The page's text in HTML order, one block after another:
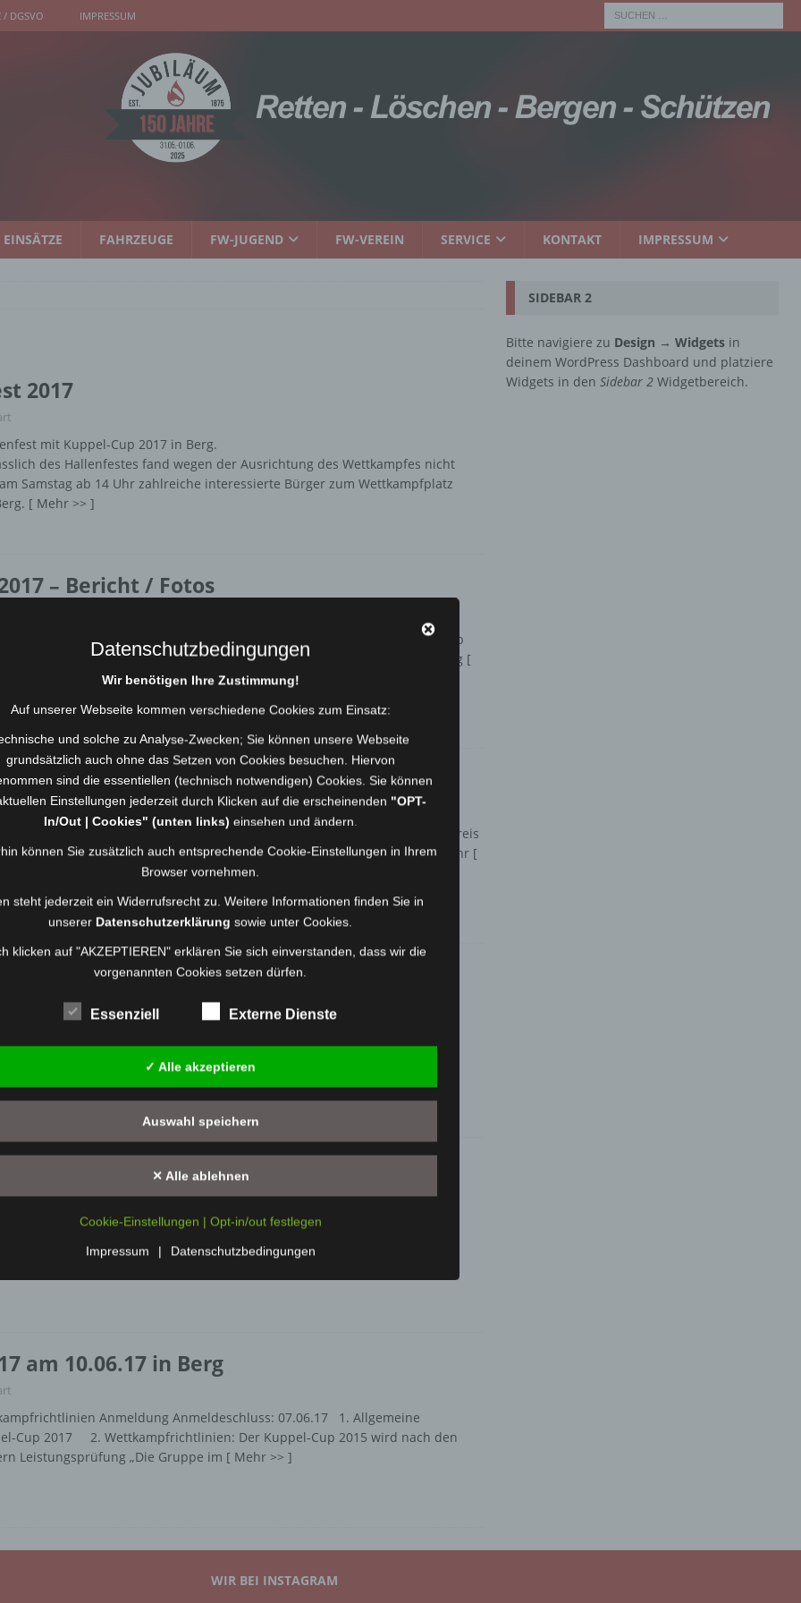
/ DGSVO IMPRESSUM
EINSÄTZE FAHRZEUGE FW-JUGEND FW-VEREIN SERVICE KONTAKT IMPRESSUM
2017
mit Kuppel-Cup 2017 in Berg.
des Hallenfestes fand wegen der Ausrichtung des Wettkampfes nicht
Samstag ab 14 Uhr zahlreiche interessierte Bürger zum Wettkampfplatz
[ Mehr >> ]
– Bericht / Fotos
Titel durch Doppelsieg Am Samstag, den 10.06.2017 fand der 6. Kuppel-Cup
und Landkreis Hof statt. In diesem Jahr war die Freiwillige Feuerwehr Berg [
– Ergebnisse
den Cup mit Doppelsieg Insgesamt nahmen 11 Gruppen aus dem Landkreis
Wertung teil. Als Gastgruppen gingen 3 Gruppen unserer Partnerfeuerwehr [
MTW 14/1
Mannschaftstransportwagen und Rettungshilfesatz
MTW 14/1
MTW vor. [ Mehr >> ]
am 10.06.17 in Berg
Anmeldung Anmeldeschluss: 07.06.17 1. Allgemeine
Cup 2017 2. Wettkampfrichtlinien: Der Kuppel-Cup 2015 wird nach den
Leistungsprüfung „Die Gruppe im [ Mehr >> ]
SIDEBAR 2
Bitte navigiere zu Design → Widgetsin
deinem WordPress Dashboard und platziere
Widgets in den Sidebar 2Widgetbereich.
WIR BEI INSTAGRAM
Datenschutzbedingungen
Wir benötigen Ihre Zustimmung!
Auf unserer Webseite kommen verschiedene Cookies zum Einsatz:
und solche zu Analyse-Zwecken; Sie können unsere Webseite
grundsätzlich auch ohne das Setzen von Cookies besuchen. Hiervon
sind die essentiellen (technisch notwendigen) Cookies. Sie können
Einstellungen jederzeit durch Klicken auf die erscheinenden "OPT-
In/Out | Cookies" (unten links) einsehen und ändern.
können Sie zusätzlich auch entsprechende Cookie-Einstellungen in Ihrem
Browser vornehmen.
steht jederzeit ein Widerrufsrecht zu. Weitere Informationen finden Sie in
unserer Datenschutzerklärung sowie unter Cookies.
klicken auf "AKZEPTIEREN" erklären Sie sich einverstanden, dass wir die
vorgenannten Cookies setzen dürfen.
Essenziell Externe Dienste
✓ Alle akzeptieren
Auswahl speichern
✕ Alle ablehnen
Cookie-Einstellungen | Opt-in/out festlegen
Impressum | Datenschutzbedingungen